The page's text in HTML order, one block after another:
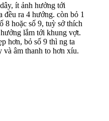
ít ảnh hưởng tới
đều ra 4 hướng. còn bỏ 1
8 hoặc số 9, tuỳ sở thích
lắm tới khung vợt.
hơn, bỏ số 9 thì ng ta
và âm thanh to hơn xíu.